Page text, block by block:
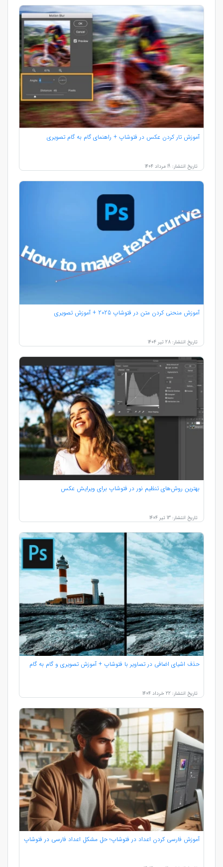
آموزش تار کردن عکس در فتوشاپ + راهنمای گام به گام تصویری
تاریخ انتشار: 19 مرداد 1404
آموزش منحنی کردن متن در فتوشاپ 2025 + آموزش تصویری
تاریخ انتشار: 28 تیر 1404
بهترین روش‌های تنظیم نور در فتوشاپ برای ویرایش عکس
تاریخ انتشار: 13 تیر 1404
حذف اشیای اضافی در تصاویر با فتوشاپ + آموزش تصویری و گام به گام
تاریخ انتشار: 22 خرداد 1404
آموزش فارسی کردن اعداد در فتوشاپ؛ حل مشکل اعداد فارسی در فتوشاپ